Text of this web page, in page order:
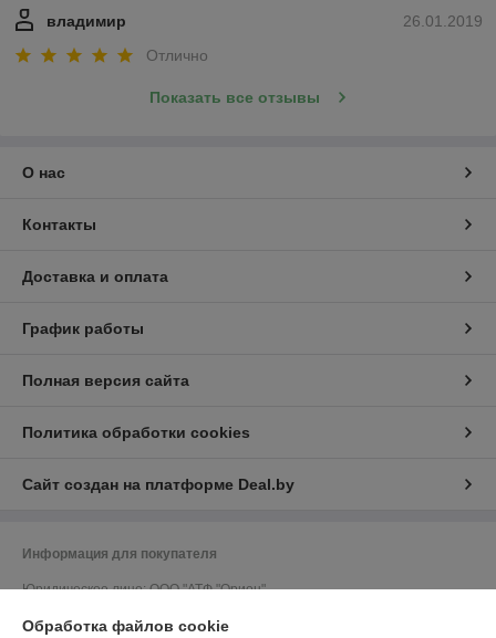
26.01.2019
владимир
Отлично
Показать все отзывы
О нас
Контакты
Доставка и оплата
График работы
Полная версия сайта
Политика обработки cookies
Сайт создан на платформе Deal.by
Информация для покупателя
Юридическое лицо:ООО "АТФ "Орион"
Обработка файлов cookie